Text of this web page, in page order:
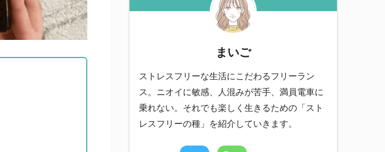
まいご
ストレスフリーな生活にこだわるフリーラン
ス。ニオイに敏感、人混みが苦手、満員電車に
乗れない。それでも楽しく生きるための「スト
レスフリーの種」を紹介していきます。